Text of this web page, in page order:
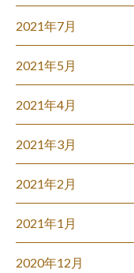
2021年7月
2021年5月
2021年4月
2021年3月
2021年2月
2021年1月
2020年12月